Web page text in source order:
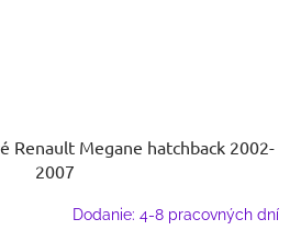
Renault Megane hatchback 2002-
2007
Dodanie: 4-8 pracovných dní